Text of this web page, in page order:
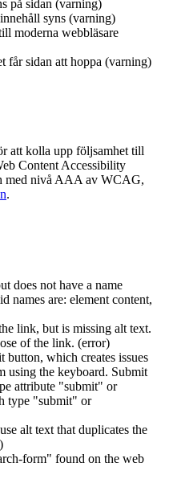
på sidan (varning)
syns (varning)
moderna webbläsare
får sidan att hoppa (varning)
att kolla upp följsamhet till
Content Accessibility
med nivå AAA av WCAG,
.
does not have a name
names are: element content,
link, but is missing alt text.
of the link. (error)
button, which creates issues
using the keyboard. Submit
attribute "submit" or
type "submit" or
alt text that duplicates the
form" found on the web